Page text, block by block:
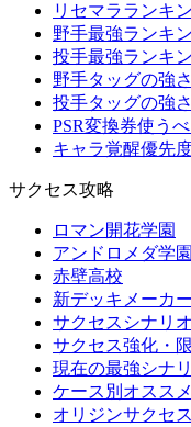
リセマラランキ
野手最強ランキ
投手最強ランキ
野手タッグの強
投手タッグの強
PSR変換券使う
キャラ覚醒優先
サクセス攻略
ロマン開花学園
アンドロメダ学
赤壁高校
新デッキメーカ
サクセスシナリ
サクセス強化・
現在の最強シナ
ケース別オスス
オリジンサクセ